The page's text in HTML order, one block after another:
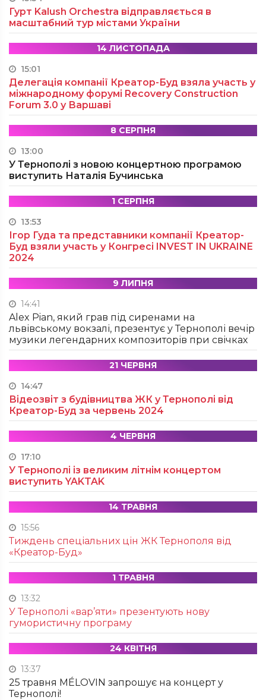
Гурт Kalush Orchestra відправляється в
масштабний тур містами України
14 ЛИСТОПАДА
15:01
Делегація компанії Креатор-Буд взяла участь у
міжнародному форумі Recovery Construction
Forum 3.0 у Варшаві
8 СЕРПНЯ
13:00
У Тернополі з новою концертною програмою
виступить Наталія Бучинська
1 СЕРПНЯ
13:53
Ігор Гуда та представники компанії Креатор-
Буд взяли участь у Конгресі INVEST IN UKRAINE
2024
9 ЛИПНЯ
14:41
Alex Pian, який грав під сиренами на
львівському вокзалі, презентує у Тернополі вечір
музики легендарних композиторів при свічках
21 ЧЕРВНЯ
14:47
Відеозвіт з будівництва ЖК у Тернополі від
Креатор-Буд за червень 2024
4 ЧЕРВНЯ
17:10
У Тернополі із великим літнім концертом
виступить YAKTAK
14 ТРАВНЯ
15:56
Тиждень спеціальних цін ЖК Тернополя від
«Креатор-Буд»
1 ТРАВНЯ
13:32
У Тернополі «вар’яти» презентують нову
гумористичну програму
24 КВІТНЯ
13:37
25 травня MÉLOVIN запрошує на концерт у
Тернополі!